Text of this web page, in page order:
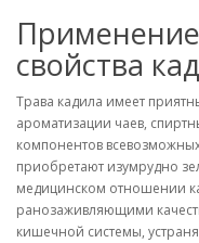
свойства
Трава кадила имеет
ароматизации чаев,
компонентов
приобретают изумрудно
медицинском отношении
ранозаживляющими
кишечной системы,